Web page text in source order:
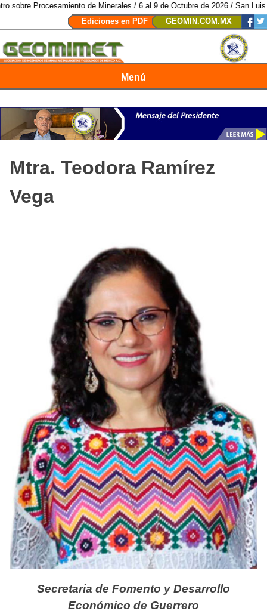
de Minerales / 6 al 9 de Octubre de 2026 / San Luis Potosí, SLP /
Ediciones en PDF
GEOMIN.COM.MX
Menú
Mtra. Teodora Ramírez
Vega
Secretaria de Fomento y Desarrollo
Económico de Guerrero